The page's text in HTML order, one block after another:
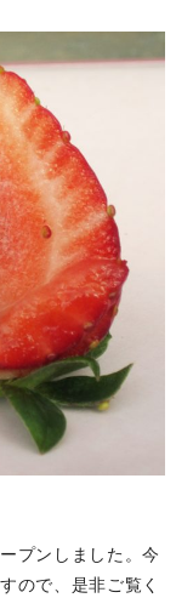
プンしました。今
ので、是非ご覧く